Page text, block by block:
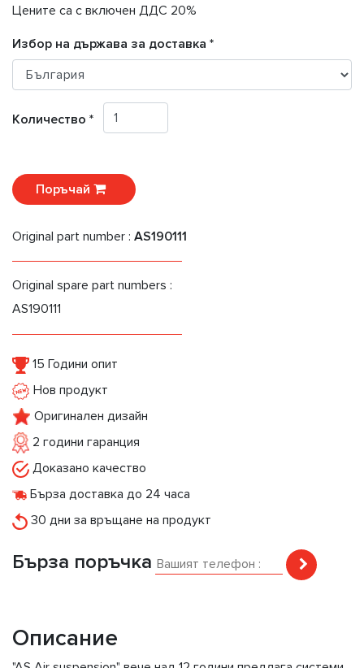
Цените са с включен ДДС 20%
Избор на държава за доставка *
Количество *
Поръчай
Original part number : AS190111
Original spare part numbers :
AS190111
15 Години опит
Нов продукт
Оригинален дизайн
2 години гаранция
Доказано качество
Бърза доставка до 24 часа
30 дни за връщане на продукт
Бърза поръчка
Описание